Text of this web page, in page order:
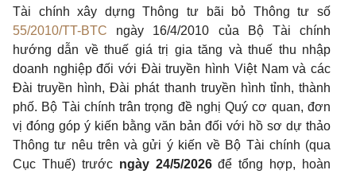
Tài chính xây dựng Thông tư bãi bỏ Thông tư số
55/2010/TT-BTC ngày 16/4/2010 của Bộ Tài chính
hướng dẫn về thuế giá trị gia tăng và thuế thu nhập
doanh nghiệp đối với Đài truyền hình Việt Nam và các
Đài truyền hình, Đài phát thanh truyền hình tỉnh, thành
phố. Bộ Tài chính trân trọng đề nghị Quý cơ quan, đơn
vị đóng góp ý kiến bằng văn bản đối với hồ sơ dự thảo
Thông tư nêu trên và gửi ý kiến về Bộ Tài chính (qua
Cục Thuế) trước ngày 24/5/2026để tổng hợp, hoàn